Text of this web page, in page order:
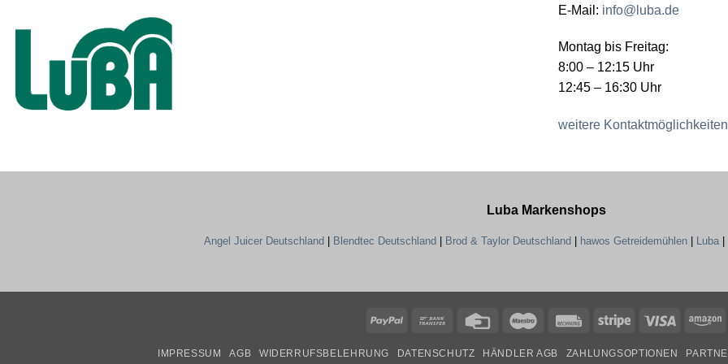
E-Mail: info@luba.de
Montag bis Freitag:
8:00 – 12:15 Uhr
12:45 – 16:30 Uhr
weitere Kontaktmöglichkeiten
Luba Markenshops
Angel Juicer Deutschland Blendtec Deutschland Brod & Taylor Deutschland hawos Getreidemühlen Luba
PayPal
Bank
Credit
Maestro RechungStripe Visa
IMPRESSUM AGB WIDERRUFSBELEHRUNG DATENSCHUTZ HÄNDLER AGB ZAHLUNGSOPTIONEN